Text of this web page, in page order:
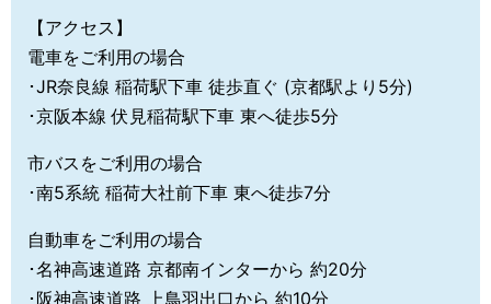
【アクセス】
電車をご利用の場合
･JR奈良線 稲荷駅下車 徒歩直ぐ (京都駅より5分)
･京阪本線 伏見稲荷駅下車 東へ徒歩5分
市バスをご利用の場合
･南5系統 稲荷大社前下車 東へ徒歩7分
自動車をご利用の場合
･名神高速道路 京都南インターから 約20分
･阪神高速道路 上鳥羽出口から 約10分